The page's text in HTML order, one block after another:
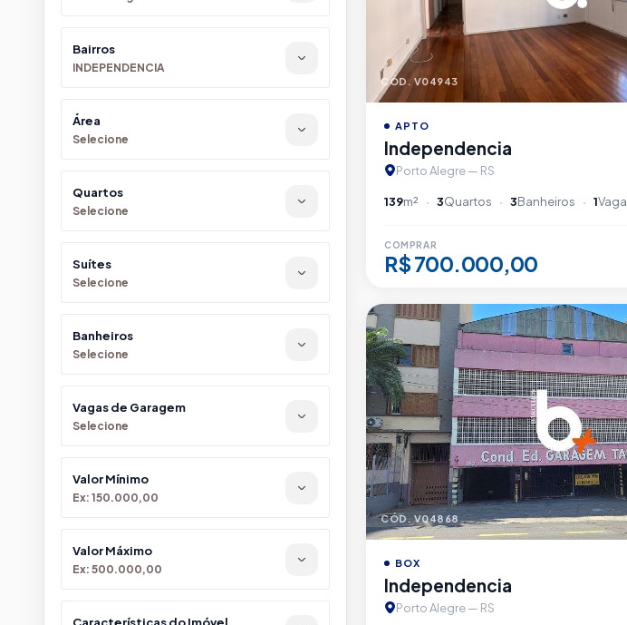
Bairros
INDEPENDENCIA
Área
Selecione
Quartos
Selecione
Suítes
Selecione
Banheiros
Selecione
Vagas de Garagem
Selecione
Valor Mínimo
Ex: 150.000,00
Valor Máximo
Ex: 500.000,00
CÓD. V04943
APTO
Independencia
Porto Alegre — RS
139m² 3Quartos 3Banheiros 1Vaga
COMPRAR
R$ 700.000,00
CÓD. V04868
BOX
Independencia
Porto Alegre — RS